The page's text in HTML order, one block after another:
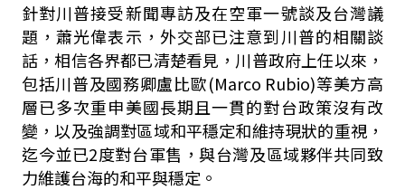
針對川普接受新聞專訪及在空軍一號談及台灣議
題，蕭光偉表示，外交部已注意到川普的相關談
話，相信各界都已清楚看見，川普政府上任以來，
包括川普及國務卿盧比歐(Marco Rubio)等美方高
層已多次重申美國長期且一貫的對台政策沒有改
變，以及強調對區域和平穩定和維持現狀的重視，
迄今並已2度對台軍售，與台灣及區域夥伴共同致
力維護台海的和平與穩定。